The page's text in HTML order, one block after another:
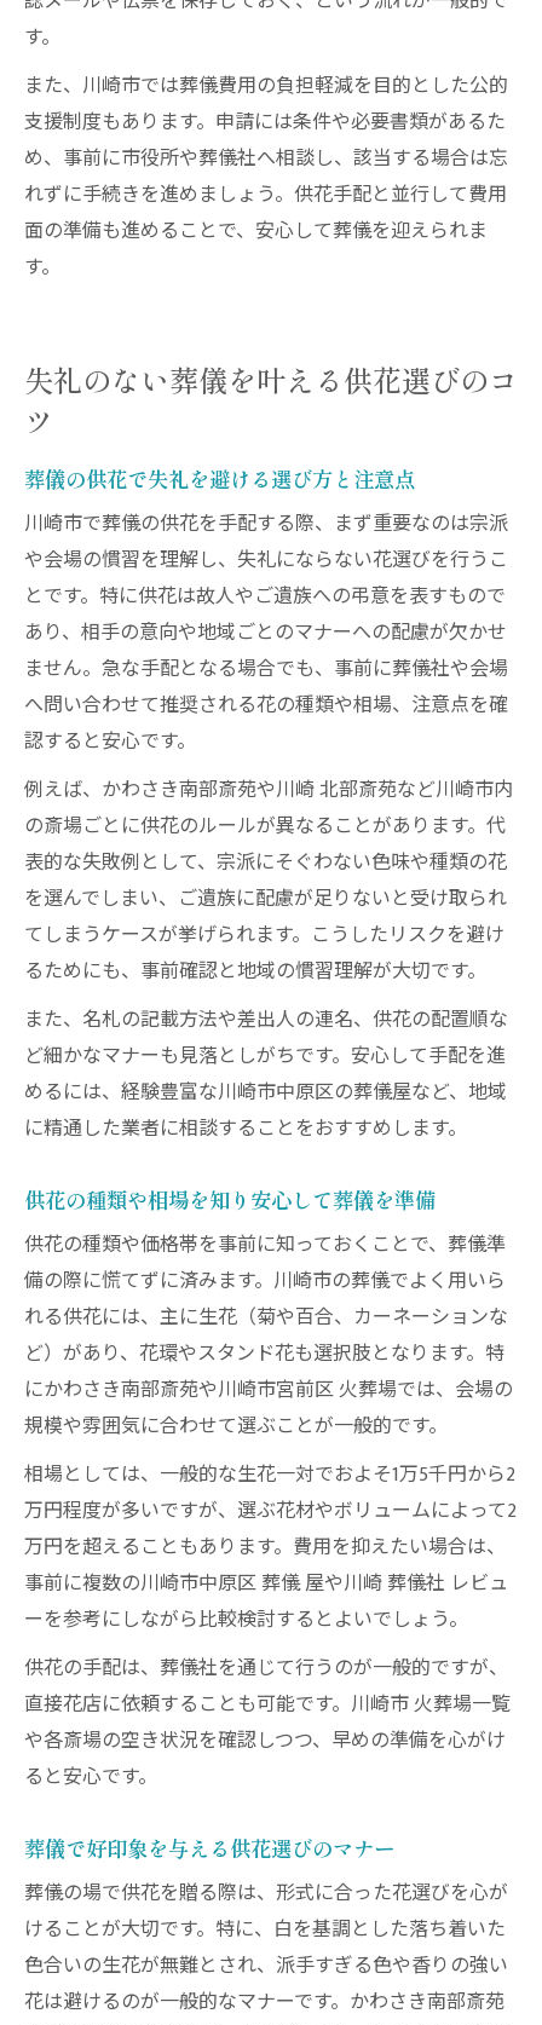
す。
また、川崎市では葬儀費用の負担軽減を目的とした公的
支援制度もあります。申請には条件や必要書類があるた
め、事前に市役所や葬儀社へ相談し、該当する場合は忘
れずに手続きを進めましょう。供花手配と並行して費用
面の準備も進めることで、安心して葬儀を迎えられま
す。
失礼のない葬儀を叶える供花選びのコ
ツ
葬儀の供花で失礼を避ける選び方と注意点
川崎市で葬儀の供花を手配する際、まず重要なのは宗派
や会場の慣習を理解し、失礼にならない花選びを行うこ
とです。特に供花は故人やご遺族への弔意を表すもので
あり、相手の意向や地域ごとのマナーへの配慮が欠かせ
ません。急な手配となる場合でも、事前に葬儀社や会場
へ問い合わせて推奨される花の種類や相場、注意点を確
認すると安心です。
例えば、かわさき南部斎苑や川崎 北部斎苑など川崎市内
の斎場ごとに供花のルールが異なることがあります。代
表的な失敗例として、宗派にそぐわない色味や種類の花
を選んでしまい、ご遺族に配慮が足りないと受け取られ
てしまうケースが挙げられます。こうしたリスクを避け
るためにも、事前確認と地域の慣習理解が大切です。
また、名札の記載方法や差出人の連名、供花の配置順な
ど細かなマナーも見落としがちです。安心して手配を進
めるには、経験豊富な川崎市中原区の葬儀屋など、地域
に精通した業者に相談することをおすすめします。
供花の種類や相場を知り安心して葬儀を準備
供花の種類や価格帯を事前に知っておくことで、葬儀準
備の際に慌てずに済みます。川崎市の葬儀でよく用いら
れる供花には、主に生花（菊や百合、カーネーションな
ど）があり、花環やスタンド花も選択肢となります。特
にかわさき南部斎苑や川崎市宮前区 火葬場では、会場の
規模や雰囲気に合わせて選ぶことが一般的です。
相場としては、一般的な生花一対でおよそ1万5千円から2
万円程度が多いですが、選ぶ花材やボリュームによって2
万円を超えることもあります。費用を抑えたい場合は、
事前に複数の川崎市中原区 葬儀 屋や川崎 葬儀社 レビュ
ーを参考にしながら比較検討するとよいでしょう。
供花の手配は、葬儀社を通じて行うのが一般的ですが、
直接花店に依頼することも可能です。川崎市 火葬場一覧
や各斎場の空き状況を確認しつつ、早めの準備を心がけ
ると安心です。
葬儀で好印象を与える供花選びのマナー
葬儀の場で供花を贈る際は、形式に合った花選びを心が
けることが大切です。特に、白を基調とした落ち着いた
色合いの生花が無難とされ、派手すぎる色や香りの強い
花は避けるのが一般的なマナーです。かわさき南部斎苑